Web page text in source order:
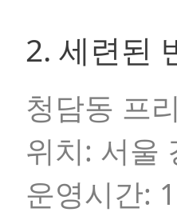
2. 세련된
청담동 프
위치: 서울
운영시간: